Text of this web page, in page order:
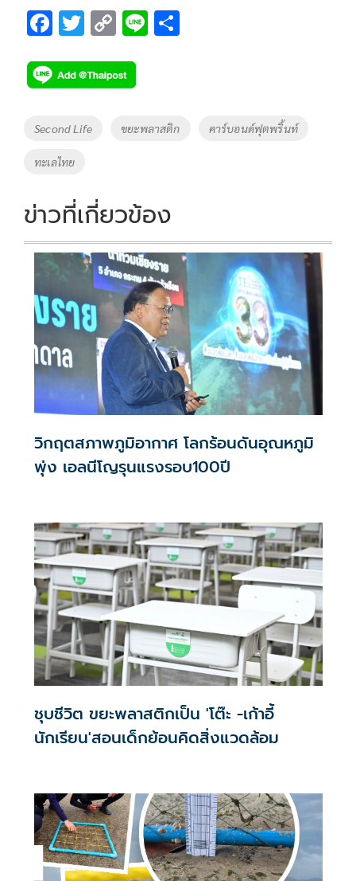
F
e
b
o
o
k
T
tt
er
C
p
y
Li
Li
Tags
Second Life ขยะพลาสติก คาร์บอนด์ฟุตพริ้นท์
ทะเลไทย
ข่าวที่เกี่ยวข้อง
วิกฤตสภาพภูมิอากาศ โลกร้อนดันอุณหภูมิ
พุ่ง เอลนีโญรุนแรงรอบ100ปี
ชุบชีวิต ขยะพลาสติกเป็น 'โต๊ะ -เก้าอี้
นักเรียน'สอนเด็กย้อนคิดสิ่งแวดล้อม